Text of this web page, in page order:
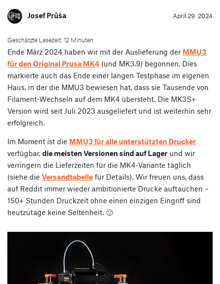
Josef Průša April 29. 2024
Geschätzte Lesezeit: 12 Minuten
Ende März 2024 haben wir mit der Auslieferung der MMU3
für den Original Prusa MK4 (und MK3.9) begonnen. Dies
markierte auch das Ende einer langen Testphase im eigenen
Haus, in der die MMU3 bewiesen hat, dass sie Tausende von
Filament-Wechseln auf dem MK4 übersteht. Die MK3S+
Version wird seit Juli 2023 ausgeliefert und ist weiterhin sehr
erfolgreich.
Im Moment ist die MMU3 für alle unterstützten Drucker
verfügbar, die meisten Versionen sind auf Lager und wir
verringern die Lieferzeiten für die MK4-Variante täglich
(siehe die Versandtabelle für Details). Wir freuen uns, dass
auf Reddit immer wieder ambitionierte Drucke auftauchen –
150+ Stunden Druckzeit ohne einen einzigen Eingriff sind
heutzutage keine Seltenheit. 🙂